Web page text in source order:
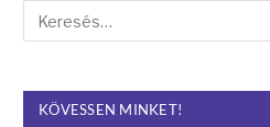
KÖVESSEN MINKET!